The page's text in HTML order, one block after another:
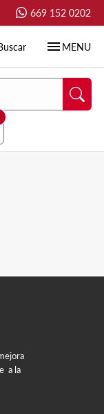
669 152 0202
menu MENU
a la